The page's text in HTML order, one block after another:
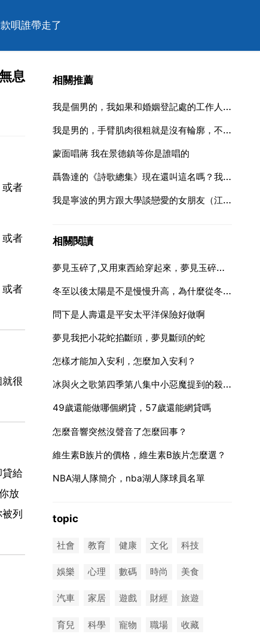
唄誰帶走了
息
或者
或者
或者
很
貸給
放
列
相關推薦
我是個男的，我如果和婚姻登記處的工作人員說我不想要婚姻自主權的時候工作人員會怎樣呢
我是男的，手臂肌肉很粗就是沒有輪廓，不解，求達人
蒙面唱蔣 我在景德鎮等你是誰唱的
聶魯達的《詩歌總集》現在還叫這名嗎？我手頭的是2019版的老
我是寧波的男方跟大學談戀愛的女朋友（江蘇鎮江丹陽）發展到結婚地步昨天訂婚老丈人要求我們給
相關閱讀
夢見玉碎了,又用東西給穿起來，夢見玉碎了是什麼意思？
冬至以後太陽是不是慢慢升高，為什麼從冬至以後白天又變長了
問下是人壽還是平安太平洋保險好做啊
夢見我把小花蛇掐斷頭，夢見斷頭的蛇
怎樣才能加入安利，怎麼加入安利？
冰與火之歌第四季第八集中小惡魔提到的殺甲蟲是想要表達什麼
49歲還能做哪個網貸，57歲還能網貸嗎
怎麼音響突然沒聲音了怎麼回事？
維生素B族片的價格，維生素B族片怎麼選？
NBA湖人隊簡介，nba湖人隊球員名單
topic
社會 教育 健康 文化 科技
娛樂 心理 數碼 時尚 美食
汽車 家居 遊戲 財經 旅遊
育兒 科學 寵物 職場 收藏